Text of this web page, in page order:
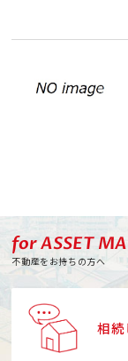
for ASSET
不動産をお持ちの方へ
相続